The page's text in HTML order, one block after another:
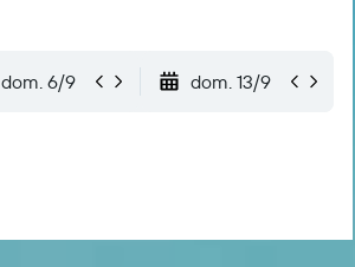
dom. 6/9 dom. 13/9